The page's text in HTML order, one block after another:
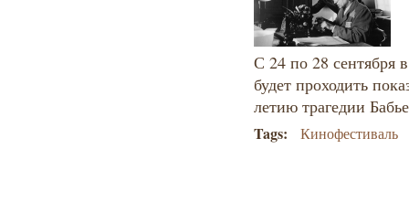
С 24 по 28 сентября
будет проходить
летию трагедии
Tags: Кинофестиваль